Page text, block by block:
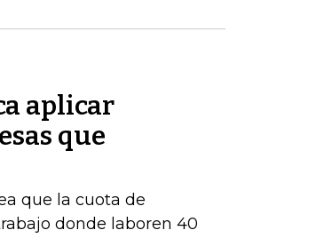
aplicar
que
que la cuota de
donde laboren 40